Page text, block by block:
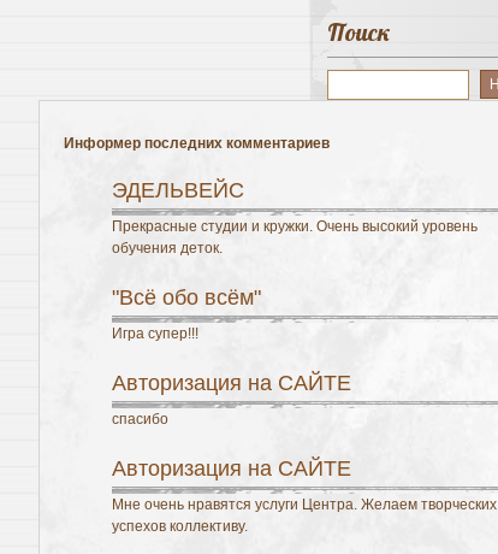
Поиск
Информер последних комментариев
ЭДЕЛЬВЕЙС
Прекрасные студии и кружки. Очень высокий уровень
обучения деток.
"Всё обо всём"
Игра супер!!!
Авторизация на САЙТЕ
спасибо
Авторизация на САЙТЕ
Мне очень нравятся услуги Центра. Желаем творческих
успехов коллективу.